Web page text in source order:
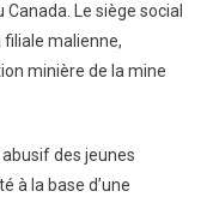
Le siège social
filiale malienne,
minière de la mine
des jeunes
à la base d’une